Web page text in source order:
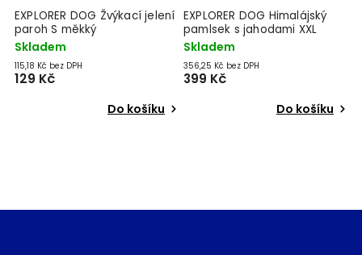
EXPLORER DOG Žvýkací jelení
paroh S měkký
Skladem
115,18 Kč bez DPH
129 Kč
Do košíku
EXPLORER DOG Himalájský
pamlsek s jahodami XXL
Skladem
356,25 Kč bez DPH
399 Kč
Do košíku